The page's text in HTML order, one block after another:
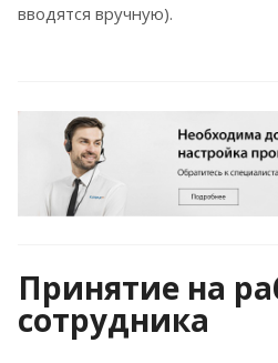
вводятся вручную).
Принятие на
сотрудника